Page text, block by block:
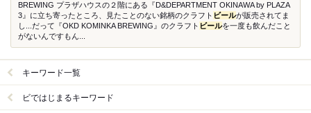
BREWING プラザハウスの２階にある『D&DEPARTMENT OKINAWA by PLAZA
3』に立ち寄ったところ、見たことのない銘柄のクラフト ビールが販売されてま
し...だって『OKD KOMINKA BREWING』のクラフト ビールを一度も飲んだこと
がないんですもん...
キーワード一覧
ビではじまるキーワード